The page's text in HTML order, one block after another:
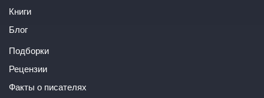
Книги
Блог
Подборки
Рецензии
Факты о писателях